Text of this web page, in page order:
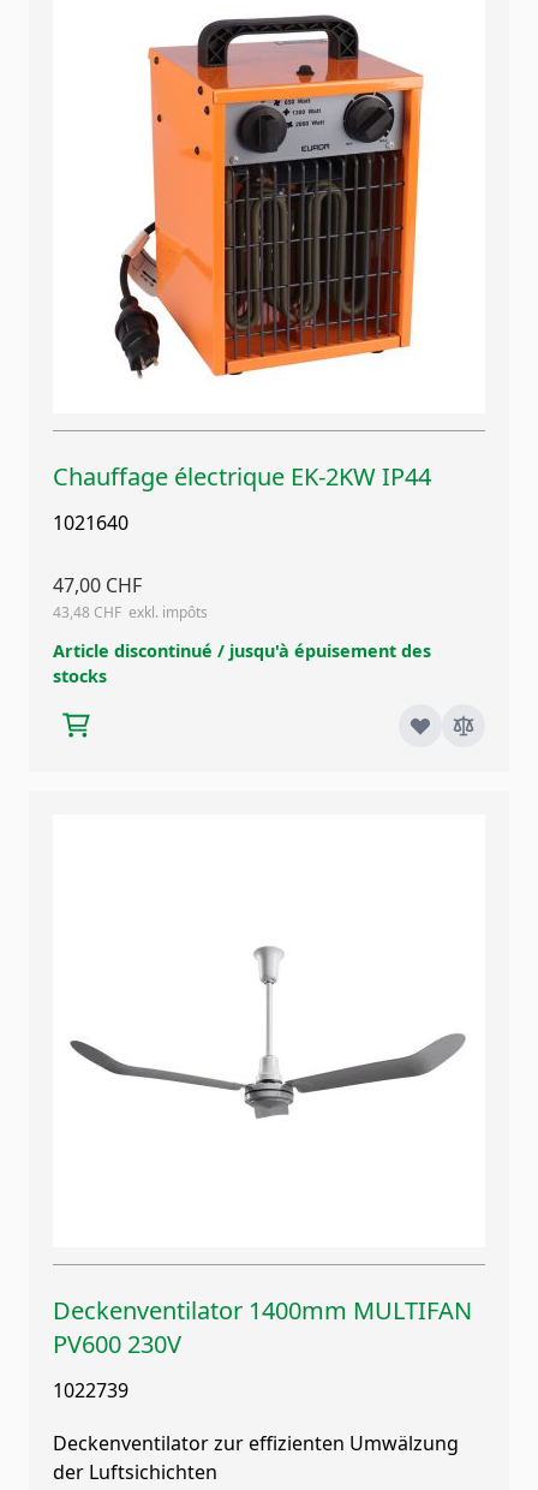
Chauffage électrique EK-2KW IP44
1021640
47,00 CHF
43,48 CHF
Article discontinué / jusqu'à épuisement des
stocks
Deckenventilator 1400mm MULTIFAN
PV600 230V
1022739
Deckenventilator zur effizienten Umwälzung
der Luftsichichten